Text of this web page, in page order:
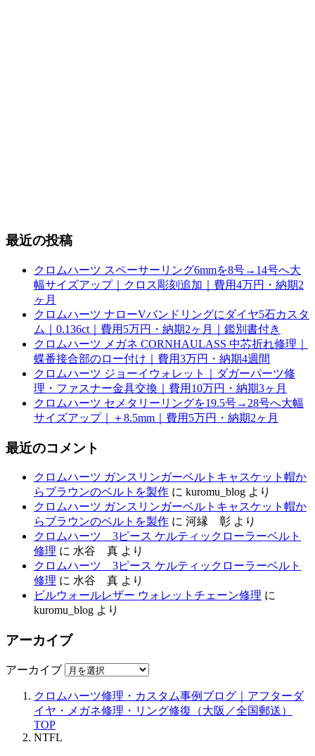
最近の投稿
クロムハーツ スペーサーリング6mmを8号→14号へ大
幅サイズアップ｜クロス彫刻追加｜費用4万円・納期2
ヶ月
クロムハーツ ナローVバンドリングにダイヤ5石カスタ
ム｜0.136ct｜費用5万円・納期2ヶ月｜鑑別書付き
クロムハーツ メガネ CORNHAULASS 中芯折れ修理｜
蝶番接合部のロー付け｜費用3万円・納期4週間
クロムハーツ ジョーイウォレット｜ダガーパーツ修
理・ファスナー金具交換｜費用10万円・納期3ヶ月
クロムハーツ セメタリーリングを19.5号→28号へ大幅
サイズアップ｜＋8.5mm｜費用5万円・納期2ヶ月
最近のコメント
クロムハーツ ガンスリンガーベルトキャスケット帽か
らブラウンのベルトを製作 に kuromu_blog より
クロムハーツ ガンスリンガーベルトキャスケット帽か
らブラウンのベルトを製作 に 河縁 彰 より
クロムハーツ 3ピース ケルティックローラーベルト
修理 に 水谷 真 より
クロムハーツ 3ピース ケルティックローラーベルト
修理 に 水谷 真 より
ビルウォールレザー ウォレットチェーン修理 に
kuromu_blog より
アーカイブ
アーカイブ
クロムハーツ修理・カスタム事例ブログ｜アフターダ
イヤ・メガネ修理・リング修復（大阪／全国郵送）
TOP
NTFL